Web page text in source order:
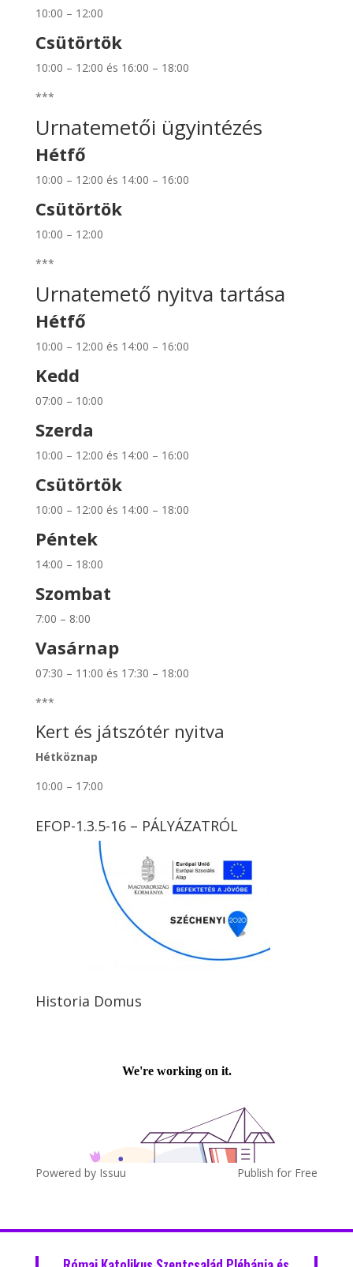
10:00 – 12:00
Csütörtök
10:00 – 12:00 és 16:00 – 18:00
***
Urnatemetői ügyintézés
Hétfő
10:00 – 12:00 és 14:00 – 16:00
Csütörtök
10:00 – 12:00
***
Urnatemető nyitva tartása
Hétfő
10:00 – 12:00 és 14:00 – 16:00
Kedd
07:00 – 10:00
Szerda
10:00 – 12:00 és 14:00 – 16:00
Csütörtök
10:00 – 12:00 és 14:00 – 18:00
Péntek
14:00 – 18:00
Szombat
7:00 – 8:00
Vasárnap
07:30 – 11:00 és 17:30 – 18:00
***
Kert és játszótér nyitva
Hétköznap
10:00 – 17:00
EFOP-1.3.5-16 – PÁLYÁZATRÓL
Historia Domus
Powered by Issuu Publish for Free